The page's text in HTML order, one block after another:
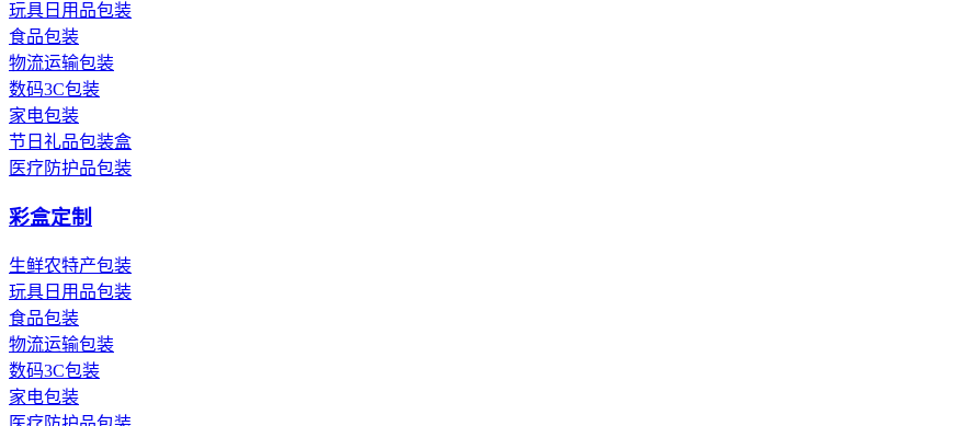
玩具日用品包装
食品包装
物流运输包装
数码3C包装
家电包装
节日礼品包装盒
医疗防护品包装
彩盒定制
生鲜农特产包装
玩具日用品包装
食品包装
物流运输包装
数码3C包装
家电包装